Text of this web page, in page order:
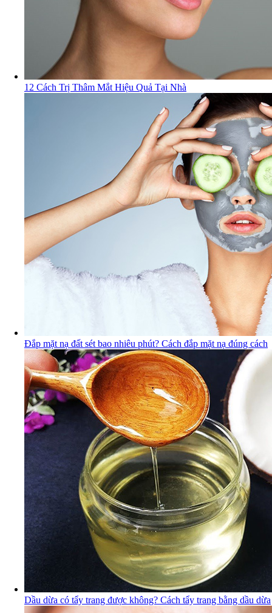
12 Cách Trị Thâm Mắt Hiệu Quả Tại Nhà
Đắp mặt nạ đất sét bao nhiêu phút? Cách đắp mặt nạ đúng cách
Dầu dừa có tẩy trang được không? Cách tẩy trang bằng dầu dừa